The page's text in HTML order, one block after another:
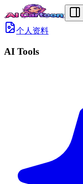
个人资料
AI Tools